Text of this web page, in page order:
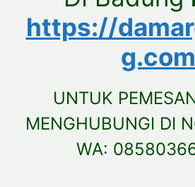
https://
g.com
UNTUK
MENGHUBUNGI DI
WA: